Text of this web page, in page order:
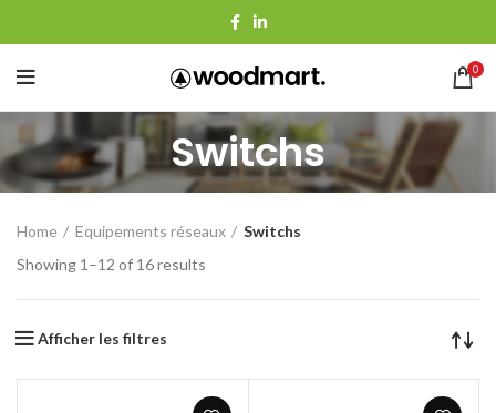
0
Switchs
Home Equipements réseaux
Switchs
Showing 1–12 of 16 results
Afficher les filtres